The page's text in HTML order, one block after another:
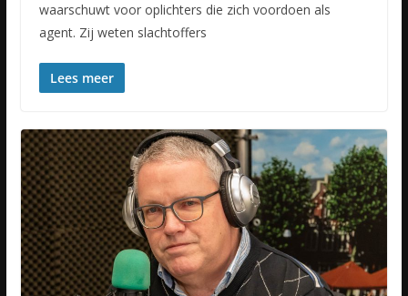
waarschuwt voor oplichters die zich voordoen als
agent. Zij weten slachtoffers
Lees meer